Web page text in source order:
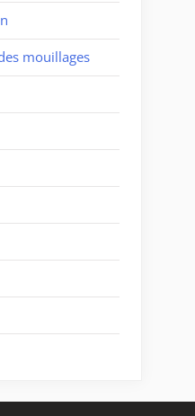
mouillages